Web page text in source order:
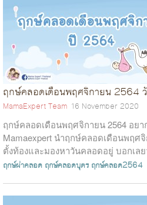
ฤกษ์คลอดเดือนพฤศจิกายน 2564
MamaExpert Team 16 November 2020
ฤกษ์คลอดเดือนพฤศจิกายน 2564 อย
Mamaexpert นำฤกษ์คลอดเดือนพฤศ
ตั้งท้องและมองหาวันคลอดอยู่ บอกเ
2564 นี้ อ.ชัญ th...
ฤกษ์ผ่าคลอด ฤกษ์คลอดบุตร ฤกษ์คลอด2564